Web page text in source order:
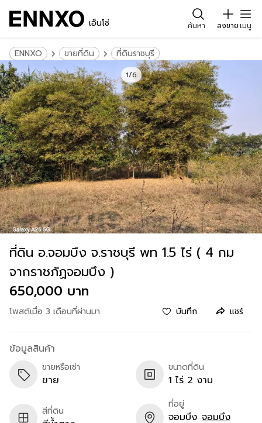
เอ็นโซ่ ค้นหา ลงขายเมนู
ENNXO ขายที่ดิน ที่ดินราชบุรี
1/6
ที่ดิน อ.จอมบึง จ.ราชบุรี พท 1.5 ไร่ ( 4 กม
จากราชภัฏจอมบึง )
650,000 บาท
โพสต์เมื่อ 3 เดือนที่ผ่านมา บันทึก แชร์
ข้อมูลสินค้า
ขายหรือเช่า
ขาย
ขนาดที่ดิน
1 ไร่ 2 งาน
สีที่ดิน
ที่อยู่
จอมบึง จอมบึง